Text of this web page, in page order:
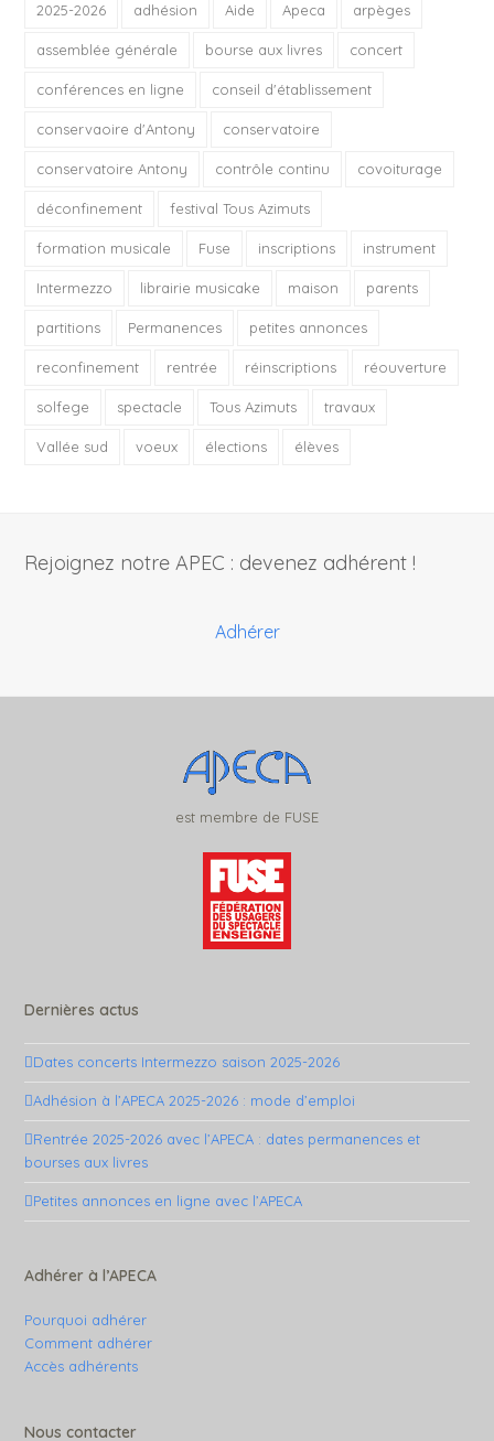
2025-2026 adhésion Aide Apeca arpèges
assemblée générale bourse aux livres concert
conférences en ligne conseil d'établissement
conservaoire d'Antony conservatoire
conservatoire Antony contrôle continu covoiturage
déconfinement festival Tous Azimuts
formation musicale Fuse inscriptions instrument
Intermezzo librairie musicake maison parents
partitions Permanences petites annonces
reconfinement rentrée réinscriptions réouverture
solfege spectacle Tous Azimuts travaux
Vallée sud voeux élections élèves
Rejoignez notre APEC : devenez adhérent !
Adhérer
est membre de FUSE
Dernières actus
Dates concerts Intermezzo saison 2025-2026
Adhésion à l’APECA 2025-2026 : mode d’emploi
Rentrée 2025-2026 avec l’APECA : dates permanences et
bourses aux livres
Petites annonces en ligne avec l’APECA
Adhérer à l’APECA
Pourquoi adhérer
Comment adhérer
Accès adhérents
Nous contacter